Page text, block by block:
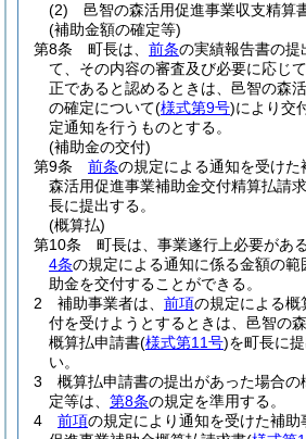
(2)
邑智の森活用促進事業収支精算
(補助金額の確定等)
第8条
町長は、 前条の実績報告書の提
て、その内容の審査及び必要に応じ
正であると認めるときは、邑智の森
の確定について(様式第9号)により交
定通知を行うものとする。
(補助金の交付)
第9条
前条の規定による通知を受け
森活用促進事業補助金交付精算払請
長に提出する。
(概算払)
第10条
町長は、事業遂行上必要があ
4条の規定による通知に係る金額の
助金を交付することができる。
2
補助事業者は、 前項の規定による概
付を受けようとするときは、邑智の
概算払申請書(様式第11号)を町長に
い。
3
概算払申請書の提出があった場合
定等は、 第8条の規定を準用する。
4
前項の規定により通知を受けた補助